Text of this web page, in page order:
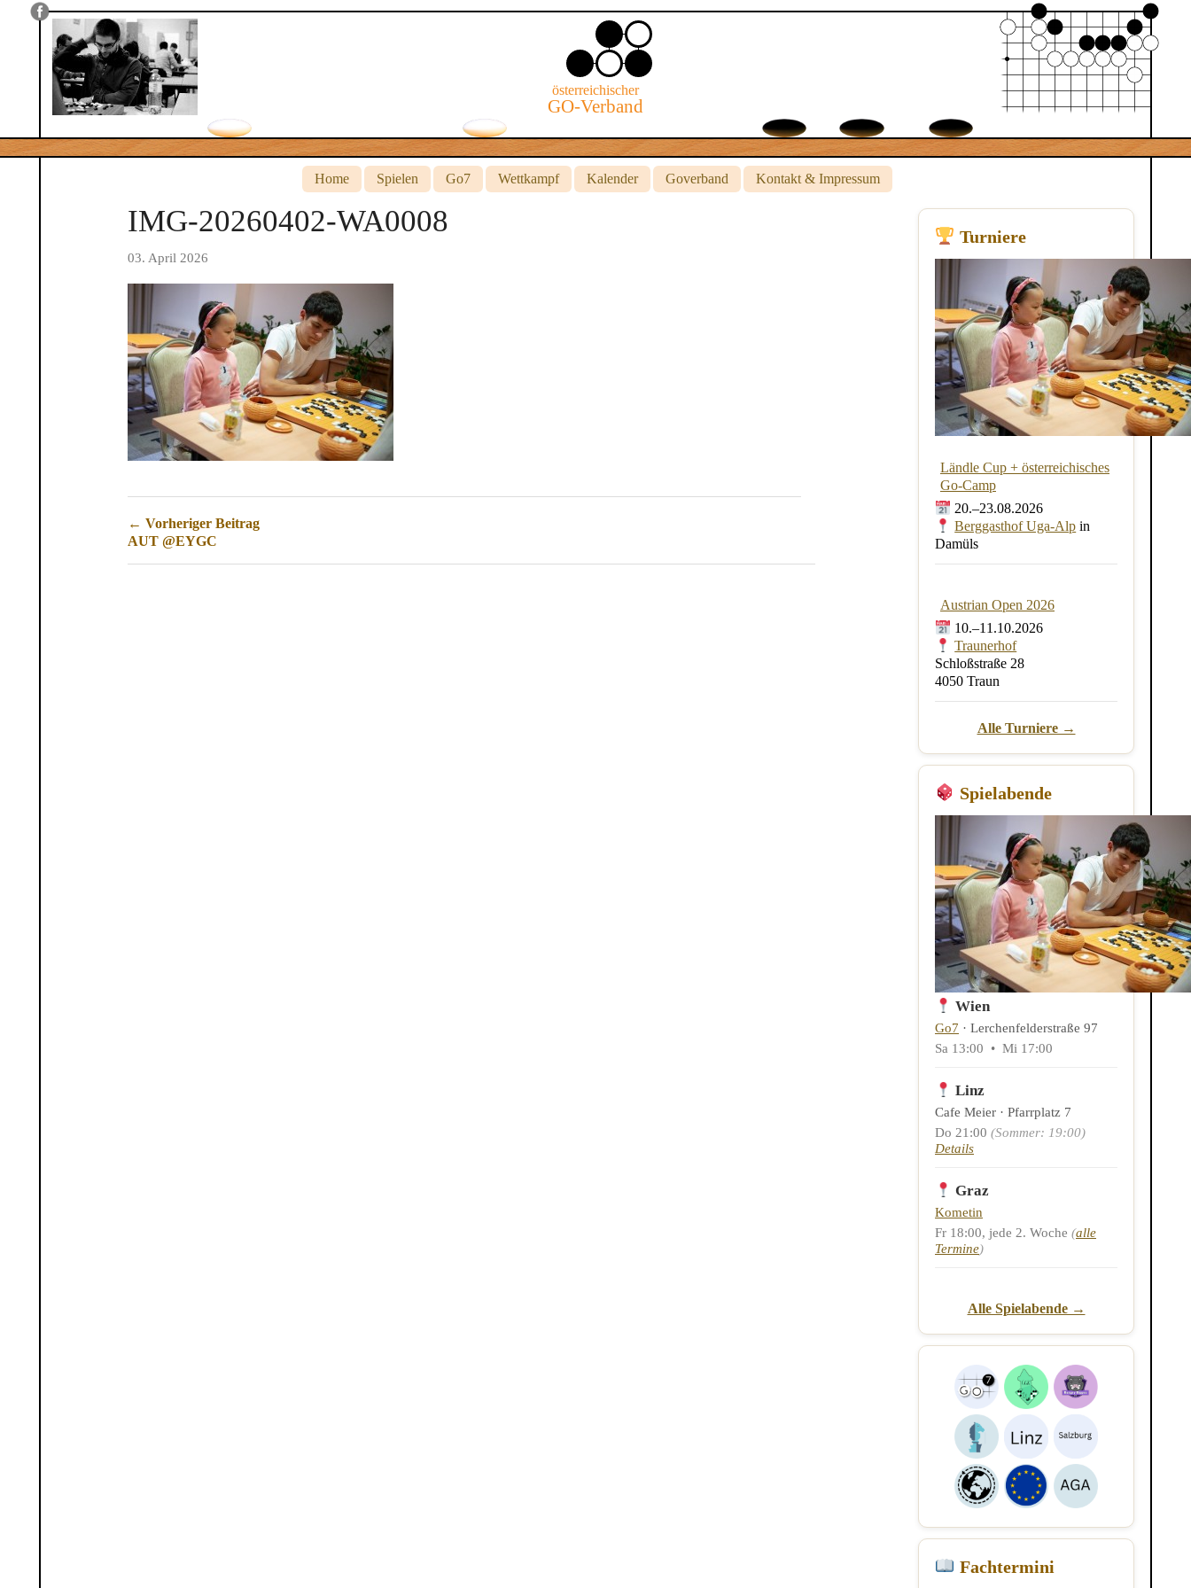
österreichischer
GO-Verband
Home Spielen Go7 Wettkampf Kalender Goverband Kontakt & Impressum
IMG-20260402-WA0008
03. April 2026
← Vorheriger Beitrag
AUT @EYGC
Turniere
Ländle Cup + österreichisches
Go-Camp
20.–23.08.2026
Berggasthof Uga-Alp in
Damüls
Austrian Open 2026
10.–11.10.2026
Traunerhof
Schloßstraße 28
4050 Traun
Alle Turniere →
Spielabende
Wien
Go7 · Lerchenfelderstraße 97
Sa 13:00 • Mi 17:00
Linz
Cafe Meier · Pfarrplatz 7
Do 21:00 (Sommer: 19:00)
Details
Graz
Kometin
Fr 18:00, jede 2. Woche (alle
Termine)
Alle Spielabende →
Fachtermini